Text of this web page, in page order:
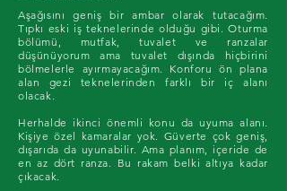
Aşağısını geniş bir ambar olarak tutacağım.
Tıpkı eski iş teknelerinde olduğu gibi. Oturma
bölümü, mutfak, tuvalet ve ranzalar
düşünüyorum ama tuvalet dışında hiçbirini
bölmelerle ayırmayacağım. Konforu ön plana
alan gezi teknelerinden farklı bir iç alanı
olacak.
Herhalde ikinci önemli konu da uyuma alanı.
Kişiye özel kamaralar yok. Güverte çok geniş,
dışarıda da uyunabilir. Ama planım, içeride de
en az dört ranza. Bu rakam belki altıya kadar
çıkacak.